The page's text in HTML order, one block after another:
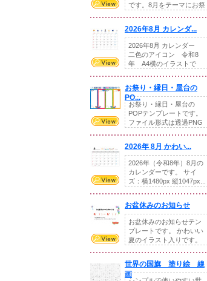
です。8月をテーマにお祭
2026年8月 カレンダ...
2026年8月 カレンダー
二色のアイコン 令和8
年 A4横のイラストで
お祭り・縁日・屋台の
PO...
お祭り・縁日・屋台の
POPテンプレートです。
ファイル形式は透過PNG
2026年 8月 かわい...
2026年（令和8年）8月の
カレンダーです。 サイ
ズ：横1480px 縦1047px...
お盆休みのお知らせ
お盆休みのお知らせテン
プレートです。 かわいい
夏のイラスト入りです。
世界の国旗 塗り絵 線
画